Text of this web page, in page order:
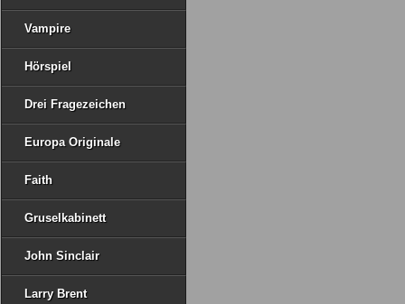
Vampire
Hörspiel
Drei Fragezeichen
Europa Originale
Faith
Gruselkabinett
John Sinclair
Larry Brent